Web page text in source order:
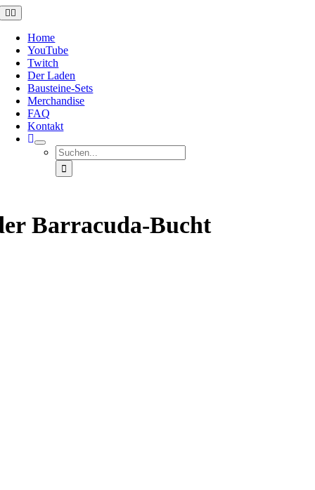
Zum
Inhalt
springen
Toggle
Navigation
Home
YouTube
Twitch
Der Laden
Bausteine-Sets
Merchandise
FAQ
Kontakt
Suche
nach:
Barracuda-Bucht